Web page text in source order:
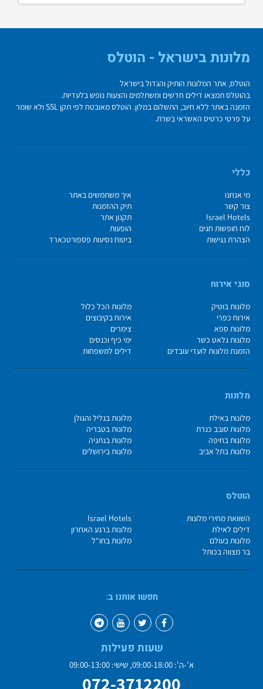
מלונות בישראל - הוטלס
הוטלס, אתר המלונות הותיק והגדול בישראל
בהוטלס תמצאו דילים חדשים ומשתלמים והצעות נופש בלעדיות.
הזמנה באתר ללא חיוב, התשלום במלון. הוטלס מאובטח לפי תקן SSL ולא שומר
על פרטי כרטיס האשראי בשרת.
כללי
מי אנחנו
איך משתמשים באתר
צור קשר
תיק ההזמנות
Israel Hotels
תקנון אתר
לוח חופשות חגים
הופעות
הצהרת נגישות
ביטוח נסיעות פספורטכארד
סוגי אירוח
מלונות בוטיק
מלונות הכל כלול
אירוח כפרי
אירוח בקיבוצים
מלונות ספא
צימרים
מלונות גלאט כשר
ימי כיף וכנסים
הזמנת מלונות לועדי עובדים
דילים למשפחות
מלונות
מלונות באילת
מלונות בגליל והגולן
מלונות סובב כנרת
מלונות בטבריה
מלונות בחיפה
מלונות בנתניה
מלונות בתל אביב
מלונות בירושלים
הוטלס
השוואת מחירי מלונות
Israel Hotels
דילים לאילת
מלונות ברגע האחרון
מלונות בעולם
מלונות בחו"ל
בר מצווה בכותל
חפשו אותנו ב:
שעות פעילות
א'-ה': 09:00-18:00, שישי: 09:00-13:00
072-3712200